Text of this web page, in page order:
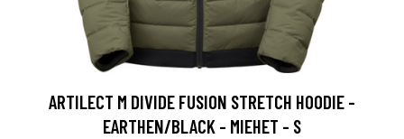
ARTILECT M DIVIDE FUSION STRETCH HOODIE -
EARTHEN/BLACK - MIEHET - S